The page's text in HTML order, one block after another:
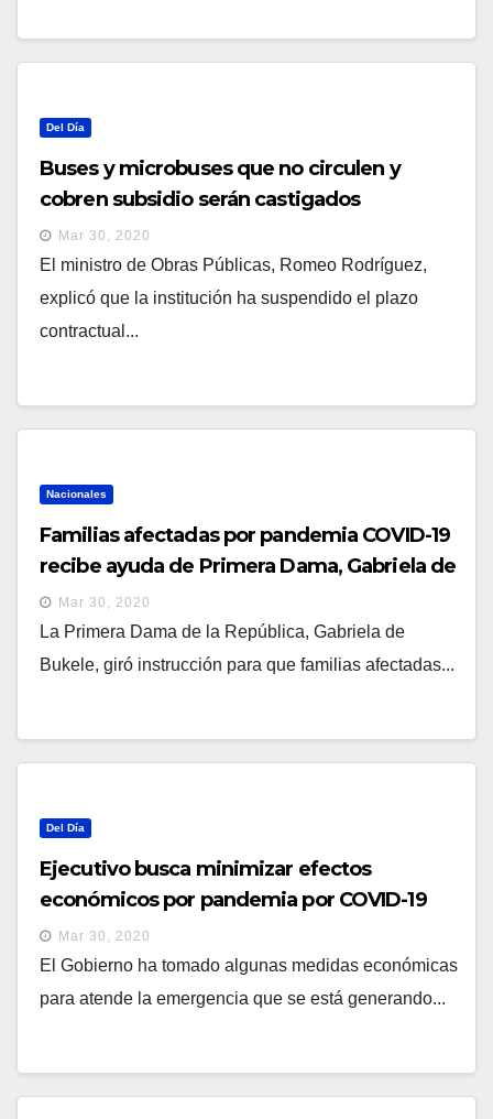
Del Día
Buses y microbuses que no circulen y
cobren subsidio serán castigados
Mar 30, 2020
El ministro de Obras Públicas, Romeo Rodríguez,
explicó que la institución ha suspendido el plazo
contractual...
Nacionales
Familias afectadas por pandemia COVID-19
recibe ayuda de Primera Dama, Gabriela de
Bukele
Mar 30, 2020
La Primera Dama de la República, Gabriela de
Bukele, giró instrucción para que familias afectadas...
Del Día
Ejecutivo busca minimizar efectos
económicos por pandemia por COVID-19
Mar 30, 2020
El Gobierno ha tomado algunas medidas económicas
para atende la emergencia que se está generando...